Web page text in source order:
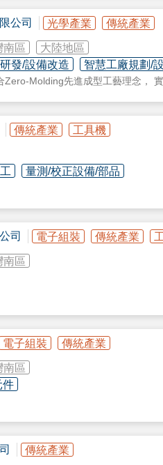
零件電主軸
油壓缸?
零組件?
精度
公司 光學產業 傳統產業
南區
大陸地區
發/設備改造 智慧工廠規劃/
Zero-Molding先進成型工藝理念，
傳統產業 工具機
量測/校正設備/部品
司 電子組裝 傳統產業
南區
電子組裝 傳統產業
南區
件
傳統產業